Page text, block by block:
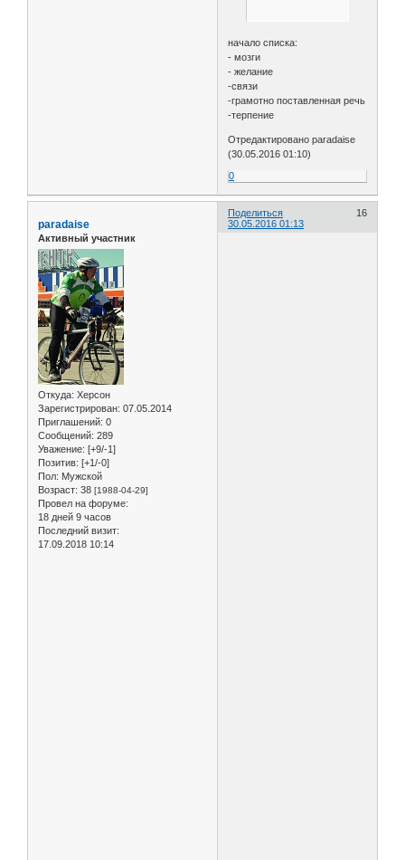
начало списка:
- мозги
- желание
-связи
-грамотно поставленная речь
-терпение
Отредактировано paradaise
(30.05.2016 01:10)
0
Поделиться
16
30.05.2016 01:13
paradaise
Активный участник
Откуда: Херсон
Зарегистрирован: 07.05.2014
Приглашений: 0
Сообщений: 289
Уважение: [+9/-1]
Позитив: [+1/-0]
Пол: Мужской
Возраст: 38 [1988-04-29]
Провел на форуме:
18 дней 9 часов
Последний визит:
17.09.2018 10:14